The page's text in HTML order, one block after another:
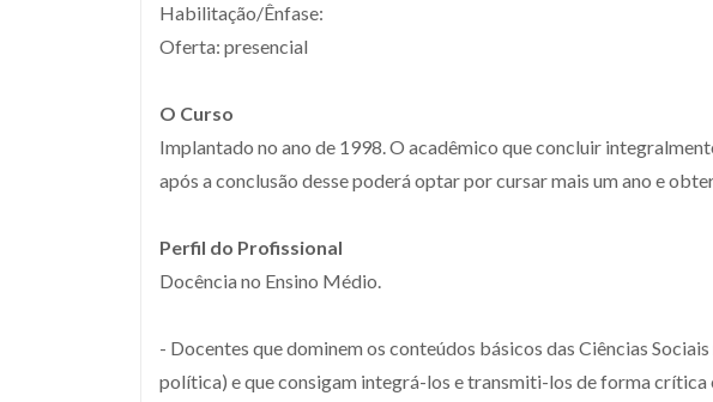
Habilitação/Ênfase:
Oferta: presencial
O Curso
Implantado no ano de 1998. O acadêmico que concluir
após a conclusão desse poderá optar por cursar mais um ano e
Perfil do Profissional
Docência no Ensino Médio.
- Docentes que dominem os conteúdos básicos das Ciências
política) e que consigam integrá-los e transmiti-los de forma crítica